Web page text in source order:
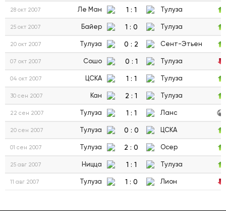
28 окт 2007 Ле Ман 1 : 1 Тулуза
25 окт 2007 Байер 1 : 0 Тулуза
20 окт 2007 Тулуза 0 : 2 Сент-Этьен
07 окт 2007 Сошо 0 : 1 Тулуза
04 окт 2007 ЦСКА 1 : 1 Тулуза
30 сен 2007 Кан 2 : 1 Тулуза
22 сен 2007 Тулуза 1 : 1 Ланс
20 сен 2007 Тулуза 0 : 0 ЦСКА
01 сен 2007 Тулуза 2 : 0 Осер
25 авг 2007 Ницца 1 : 1 Тулуза
11 авг 2007 Тулуза 1 : 0 Лион